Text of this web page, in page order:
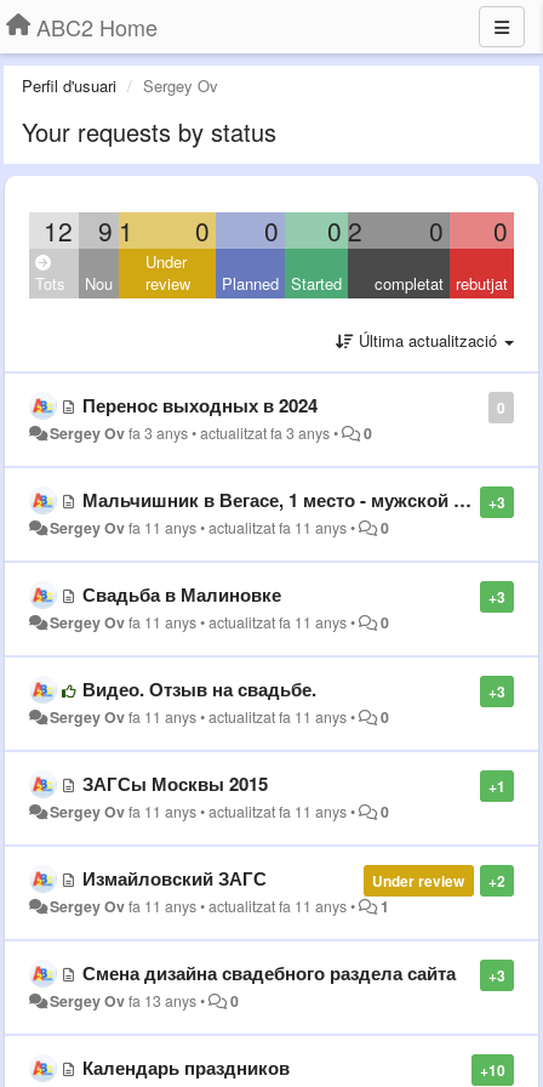
ABC2 Home
Perfil d'usuari Sergey Ov
Your requests by status
12 9 1 0 0 0 2 0 0
Tots Nou
Under
review
Planned Started completat rebutjat
Última actualització
0
Перенос выходных в 2024
Sergey Ovfa 3 anys•actualitzatfa 3 anys• 0
+3
Мальчишник в Вегасе, 1 место - мужской рейтинг
Sergey Ovfa 11 anys•actualitzatfa 11 anys• 0
+3
Свадьба в Малиновке
Sergey Ovfa 11 anys•actualitzatfa 11 anys• 0
+3
Видео. Отзыв на свадьбе.
Sergey Ovfa 11 anys•actualitzatfa 11 anys• 0
+1
ЗАГСы Москвы 2015
Sergey Ovfa 11 anys•actualitzatfa 11 anys• 0
+2
Under review
Измайловский ЗАГС
Sergey Ovfa 11 anys•actualitzatfa 11 anys• 1
+3
Смена дизайна свадебного раздела сайта
Sergey Ovfa 13 anys• 0
+10
Календарь праздников